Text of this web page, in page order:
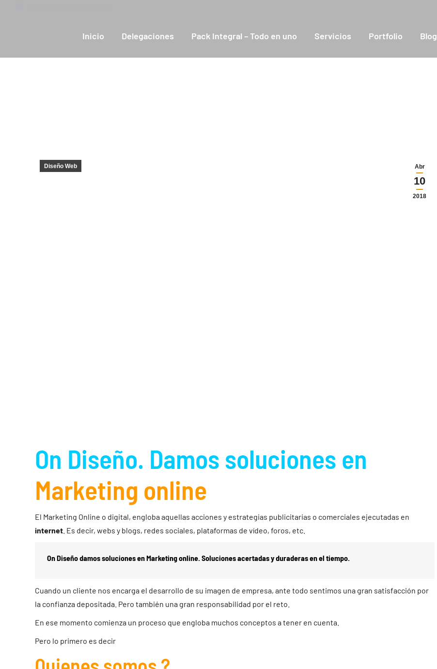
Inicio Delegaciones Pack Integral – Todo en uno Servicios Portfolio Blog
Abr
10
2018
Diseño Web
On Diseño. Damos soluciones en
Marketing online
El Marketing Online o digital, engloba aquellas acciones y estrategias publicitarias o comerciales ejecutadas en
internet . Es decir, webs y blogs, redes sociales, plataformas de vídeo, foros, etc.
On Diseño damos soluciones en Marketing online. Soluciones acertadas y duraderas en el tiempo.
Cuando un cliente nos encarga el desarrollo de su imagen de empresa, ante todo sentimos una gran satisfacción por
la confianza depositada. Pero también una gran responsabilidad por el reto.
En ese momento comienza un proceso que engloba muchos conceptos a tener en cuenta.
Pero lo primero es decir